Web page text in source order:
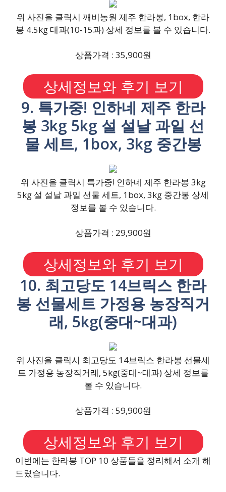
위 사진을 클릭시 깨비농원 제주 한라봉, 1box, 한라
봉 4.5kg 대과(10-15과) 상세 정보를 볼 수 있습니다.
상품가격 : 35,900원
상세정보와 후기 보기
9. 특가중! 인하네 제주 한라
봉 3kg 5kg 설 설날 과일 선
물 세트, 1box, 3kg 중간봉
위 사진을 클릭시 특가중! 인하네 제주 한라봉 3kg
5kg 설 설날 과일 선물 세트, 1box, 3kg 중간봉 상세
정보를 볼 수 있습니다.
상품가격 : 29,900원
상세정보와 후기 보기
10. 최고당도 14브릭스 한라
봉 선물세트 가정용 농장직거
래, 5kg(중대~대과)
위 사진을 클릭시 최고당도 14브릭스 한라봉 선물세
트 가정용 농장직거래, 5kg(중대~대과) 상세 정보를
볼 수 있습니다.
상품가격 : 59,900원
상세정보와 후기 보기
이번에는 한라봉 TOP 10 상품들을 정리해서 소개 해
드렸습니다.